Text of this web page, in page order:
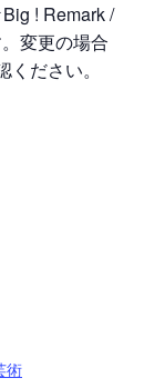
! Remark /
変更の場合
ださい。
術